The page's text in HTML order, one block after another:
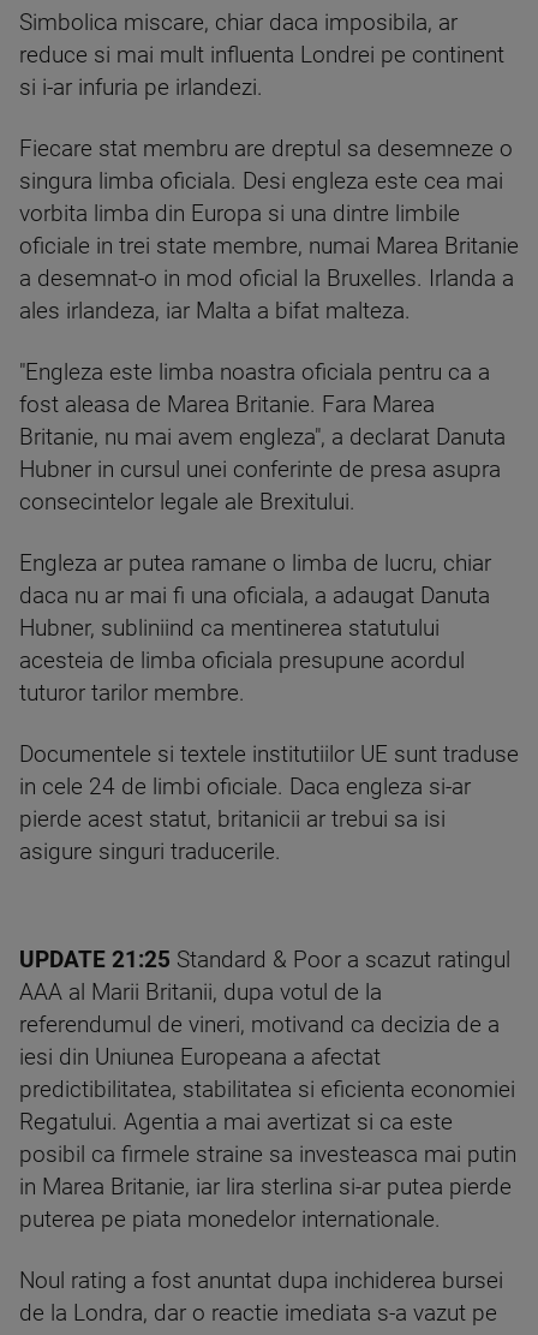
Simbolica miscare, chiar daca imposibila, ar
reduce si mai mult influenta Londrei pe continent
si i-ar infuria pe irlandezi.
Fiecare stat membru are dreptul sa desemneze o
singura limba oficiala. Desi engleza este cea mai
vorbita limba din Europa si una dintre limbile
oficiale in trei state membre, numai Marea Britanie
a desemnat-o in mod oficial la Bruxelles. Irlanda a
ales irlandeza, iar Malta a bifat malteza.
"Engleza este limba noastra oficiala pentru ca a
fost aleasa de Marea Britanie. Fara Marea
Britanie, nu mai avem engleza", a declarat Danuta
Hubner in cursul unei conferinte de presa asupra
consecintelor legale ale Brexitului.
Engleza ar putea ramane o limba de lucru, chiar
daca nu ar mai fi una oficiala, a adaugat Danuta
Hubner, subliniind ca mentinerea statutului
acesteia de limba oficiala presupune acordul
tuturor tarilor membre.
Documentele si textele institutiilor UE sunt traduse
in cele 24 de limbi oficiale. Daca engleza si-ar
pierde acest statut, britanicii ar trebui sa isi
asigure singuri traducerile.
UPDATE 21:25 Standard & Poor a scazut ratingul
AAA al Marii Britanii, dupa votul de la
referendumul de vineri, motivand ca decizia de a
iesi din Uniunea Europeana a afectat
predictibilitatea, stabilitatea si eficienta economiei
Regatului. Agentia a mai avertizat si ca este
posibil ca firmele straine sa investeasca mai putin
in Marea Britanie, iar lira sterlina si-ar putea pierde
puterea pe piata monedelor internationale.
Noul rating a fost anuntat dupa inchiderea bursei
de la Londra, dar o reactie imediata s-a vazut pe